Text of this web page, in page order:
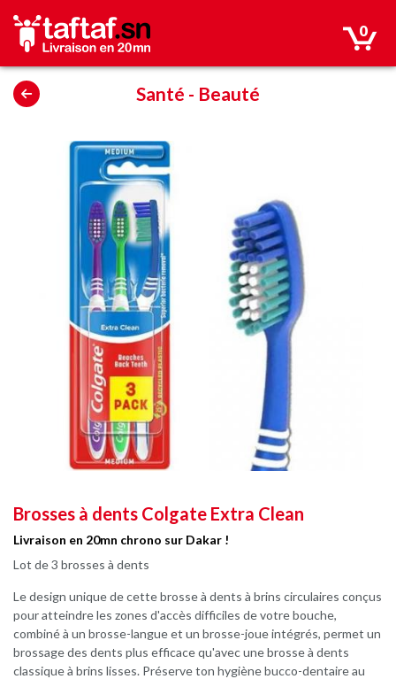
0
Santé - Beauté
Brosses à dents Colgate Extra Clean
Livraison en 20mn chrono sur Dakar !
Lot de 3 brosses à dents
Le design unique de cette brosse à dents à brins circulaires conçus
pour atteindre les zones d'accès difficiles de votre bouche,
combiné à un brosse-langue et un brosse-joue intégrés, permet un
brossage des dents plus efficace qu'avec une brosse à dents
classique à brins lisses. Préserve ton hygiène bucco-dentaire au